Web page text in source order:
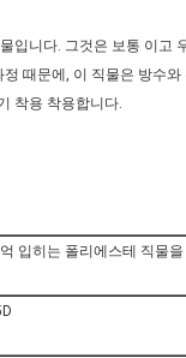
입니다. 그것은 보통 이
때문에, 이 직물은 방수
착용 착용합니다.
입히는 폴리에스테 직물